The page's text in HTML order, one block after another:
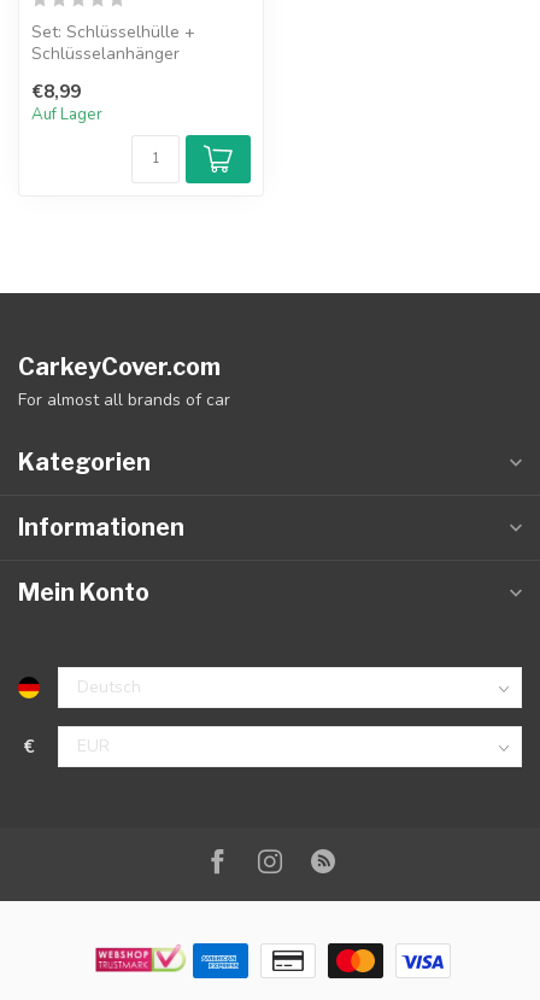
Set: Schlüsselhülle +
Schlüsselanhänger
€8,99
Auf Lager
CarkeyCover.com
For almost all brands of car
Kategorien
Informationen
Mein Konto
€